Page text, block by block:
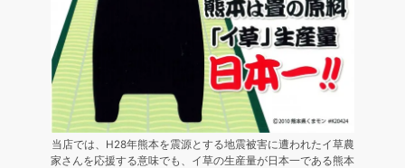
当店では、H28年熊本を震源とする地震被害に遭われたイ草農
家さんを応援する意味でも、イ草の生産量が日本一である熊本